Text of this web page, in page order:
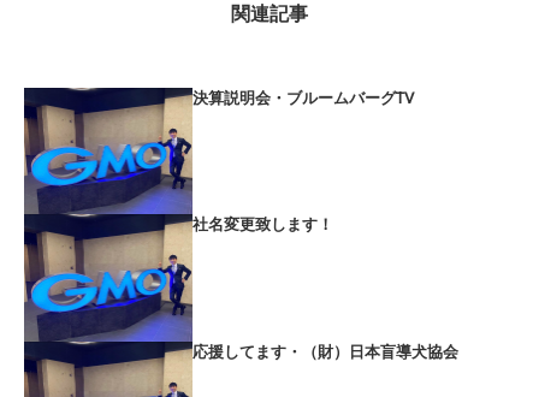
関連記事
決算説明会・ブルームバーグTV
社名変更致します！
応援してます・（財）日本盲導犬協会